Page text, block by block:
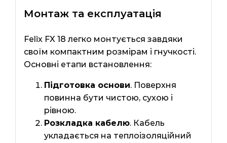
Монтаж та експлуатація
Felix FX 18 легко монтується завдяки
своїм компактним розмірам і гнучкості.
Основні етапи встановлення:
Підготовка основи. Поверхня
повинна бути чистою, сухою і
рівною.
Розкладка кабелю. Кабель
укладається на теплоізоляційний